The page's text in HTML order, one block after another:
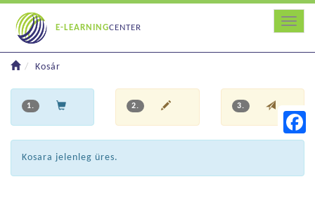
E-LEARNINGCENTER
Kosár
1. 2. 3.
Kosara jelenleg üres.